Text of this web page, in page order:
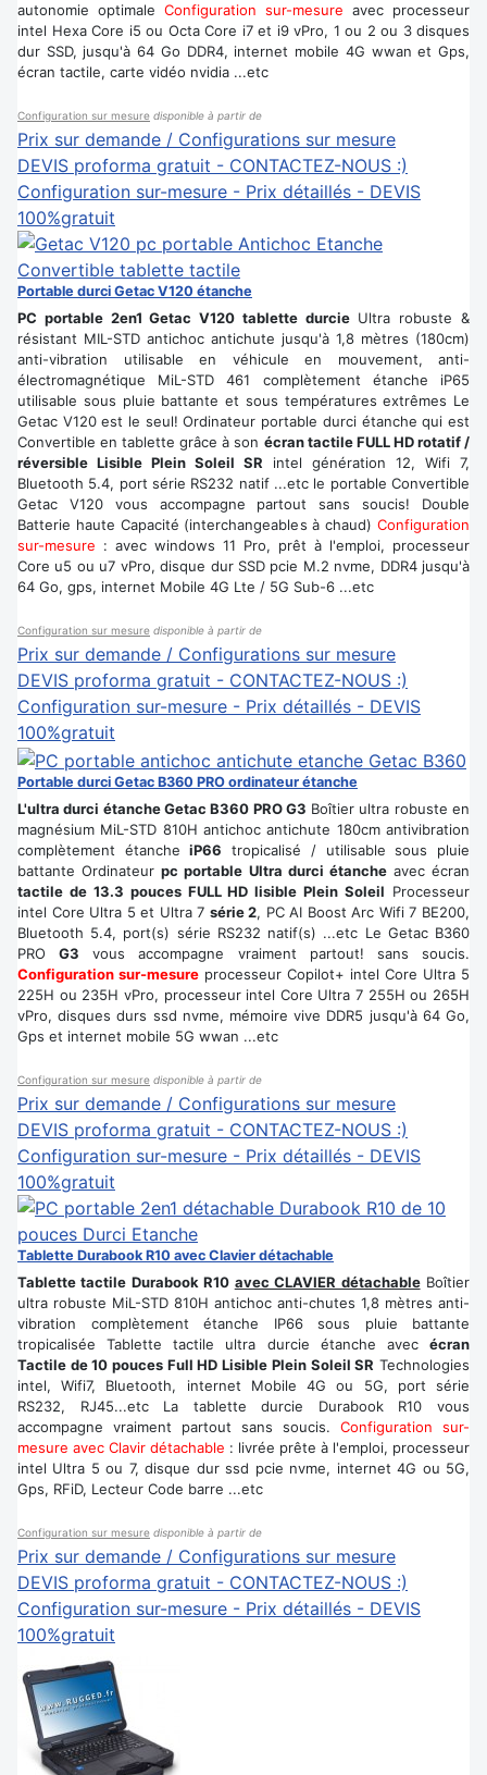
autonomie optimale Configuration sur-mesure avec processeur
intel Hexa Core i5 ou Octa Core i7 et i9 vPro, 1 ou 2 ou 3 disques
dur SSD, jusqu'à 64 Go DDR4, internet mobile 4G wwan et Gps,
écran tactile, carte vidéo nvidia ...etc
Configuration sur mesure disponible à partir de
Prix sur demande / Configurations sur mesure
DEVIS proforma gratuit - CONTACTEZ-NOUS :)
Configuration sur-mesure - Prix détaillés - DEVIS
100%gratuit
Portable durci Getac V120 étanche
PC portable 2en1 Getac V120 tablette durcieUltra robuste &
résistant MIL-STD antichoc antichute jusqu'à 1,8 mètres (180cm)
anti-vibration utilisable en véhicule en mouvement, anti-
électromagnétique MiL-STD 461 complètement étanche iP65
utilisable sous pluie battante et sous températures extrêmes Le
Getac V120 est le seul! Ordinateur portable durci étanche qui est
Convertible en tablette grâce à son écran tactile FULL HD rotatif /
réversible Lisible Plein Soleil SR intel génération 12, Wifi 7,
Bluetooth 5.4, port série RS232 natif ...etc le portable Convertible
Getac V120 vous accompagne partout sans soucis! Double
Batterie haute Capacité (interchangeables à chaud) Configuration
sur-mesure : avec windows 11 Pro, prêt à l'emploi, processeur
Core u5 ou u7 vPro, disque dur SSD pcie M.2 nvme, DDR4 jusqu'à
64 Go, gps, internet Mobile 4G Lte / 5G Sub-6 ...etc
Configuration sur mesure disponible à partir de
Prix sur demande / Configurations sur mesure
DEVIS proforma gratuit - CONTACTEZ-NOUS :)
Configuration sur-mesure - Prix détaillés - DEVIS
100%gratuit
Portable durci Getac B360 PRO ordinateur étanche
L'ultra durci étanche Getac B360 PRO G3 Boîtier ultra robuste en
magnésium MiL-STD 810H antichoc antichute 180cm antivibration
complètement étancheiP66 tropicalisé / utilisable sous pluie
battante Ordinateurpc portable Ultra durci étancheavec écran
tactile de 13.3 pouces FULL HD lisible Plein Soleil Processeur
intel Core Ultra 5 et Ultra 7 série 2, PC AI Boost Arc Wifi 7 BE200,
Bluetooth 5.4, port(s) série RS232 natif(s) ...etc Le Getac B360
PROG3 vous accompagne vraiment partout! sans soucis.
Configuration sur-mesure processeur Copilot+ intel Core Ultra 5
225H ou 235H vPro, processeur intel Core Ultra 7 255H ou 265H
vPro, disques durs ssd nvme, mémoire vive DDR5 jusqu'à 64 Go,
Gps et internet mobile 5G wwan ...etc
Configuration sur mesure disponible à partir de
Prix sur demande / Configurations sur mesure
DEVIS proforma gratuit - CONTACTEZ-NOUS :)
Configuration sur-mesure - Prix détaillés - DEVIS
100%gratuit
Tablette Durabook R10 avec Clavier détachable
Tablette tactile Durabook R10 avec CLAVIER détachableBoîtier
ultra robuste MiL-STD 810H antichoc anti-chutes 1,8 mètres anti-
vibration complètement étanche IP66 sous pluie battante
tropicalisée Tablette tactile ultra durcie étanche avec écran
Tactile de 10 pouces Full HD Lisible Plein Soleil SR Technologies
intel, Wifi7, Bluetooth, internet Mobile 4G ou 5G, port série
RS232, RJ45...etc La tablette durcie Durabook R10 vous
accompagne vraiment partout sans soucis. Configuration sur-
mesure avec Clavir détachable : livrée prête à l'emploi, processeur
intel Ultra 5 ou 7, disque dur ssd pcie nvme, internet 4G ou 5G,
Gps, RFiD, Lecteur Code barre ...etc
Configuration sur mesure disponible à partir de
Prix sur demande / Configurations sur mesure
DEVIS proforma gratuit - CONTACTEZ-NOUS :)
Configuration sur-mesure - Prix détaillés - DEVIS
100%gratuit